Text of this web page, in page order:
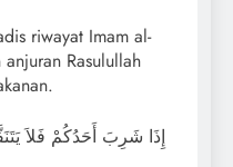
riwayat Imam al-
Rasulullah
إِذَا شَرِبَ أَحَدُكُمْ فَلاَ